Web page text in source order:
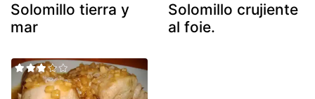
Solomillo tierra y
mar
Solomillo crujiente
al foie.